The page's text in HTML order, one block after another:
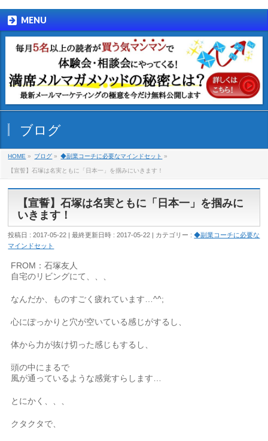
MENU
ブログ
HOME » ブログ » ◆副業コーチに必要なマインドセット »
【宣誓】石塚は名実ともに「日本一」を掴みにいきます！
【宣誓】石塚は名実ともに「日本一」を掴みに
いきます！
投稿日 : 2017-05-22 最終更新日時 : 2017-05-22 カテゴリー :◆副業コーチに必要な
マインドセット
FROM：石塚友人
自宅のリビングにて、、、
なんだか、ものすごく疲れています…^^;
心にぽっかりと穴が空いている感じがするし、
体から力が抜け切った感じもするし、
頭の中にまるで
風が通っているような感覚すらします…
とにかく、、、
クタクタで、